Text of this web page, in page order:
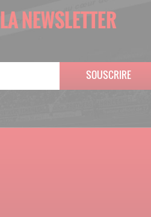
LA NEWSLETTER
SOUSCRIRE